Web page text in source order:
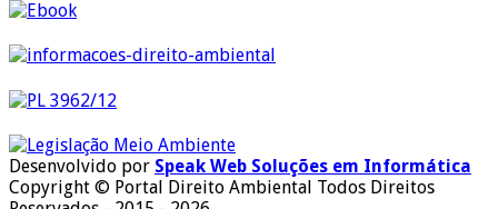
Desenvolvido por Speak Web Soluções em Informática
Copyright © Portal Direito Ambiental Todos Direitos